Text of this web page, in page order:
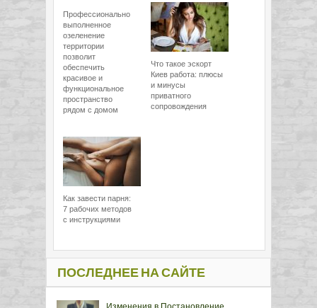
Профессионально
выполненное
озеленение
территории
позволит
обеспечить
красивое и
функциональное
пространство
рядом с домом
Что такое эскорт
Киев работа: плюсы
и минусы
приватного
сопровождения
Как завести парня:
7 рабочих методов
с инструкциями
ПОСЛЕДНЕЕ НА САЙТЕ